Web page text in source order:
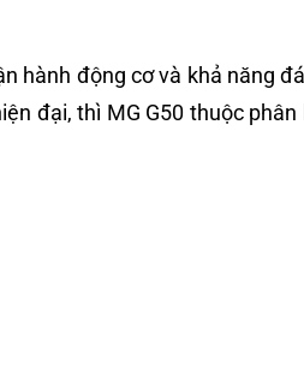
hành động cơ và khả năng
đại, thì MG G50 thuộc